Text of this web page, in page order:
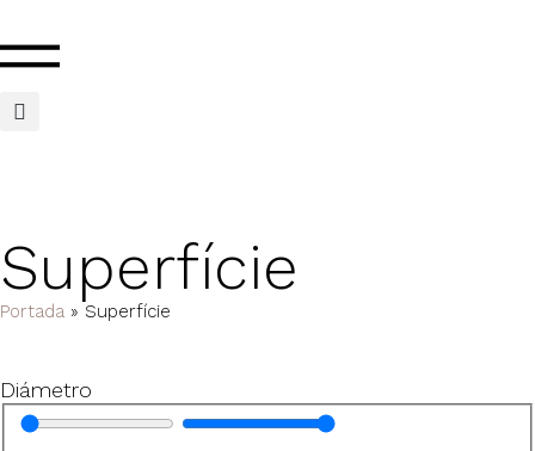
Superfície
Portada » Superfície
Diámetro